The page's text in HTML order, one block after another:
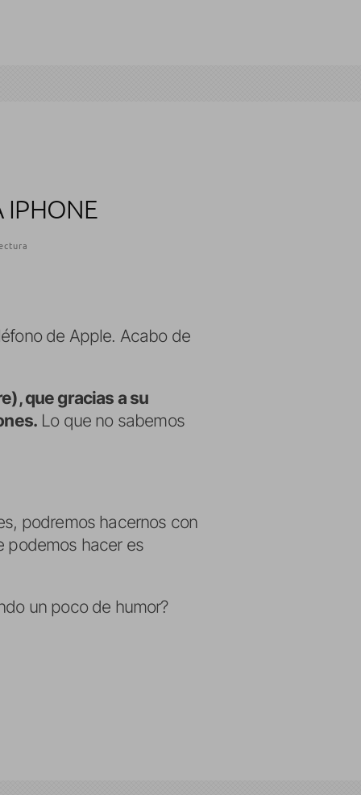
IPHONE
de Apple. Acabo de
que gracias a su
Lo que no sabemos
podremos hacernos con
podemos hacer es
un poco de humor?